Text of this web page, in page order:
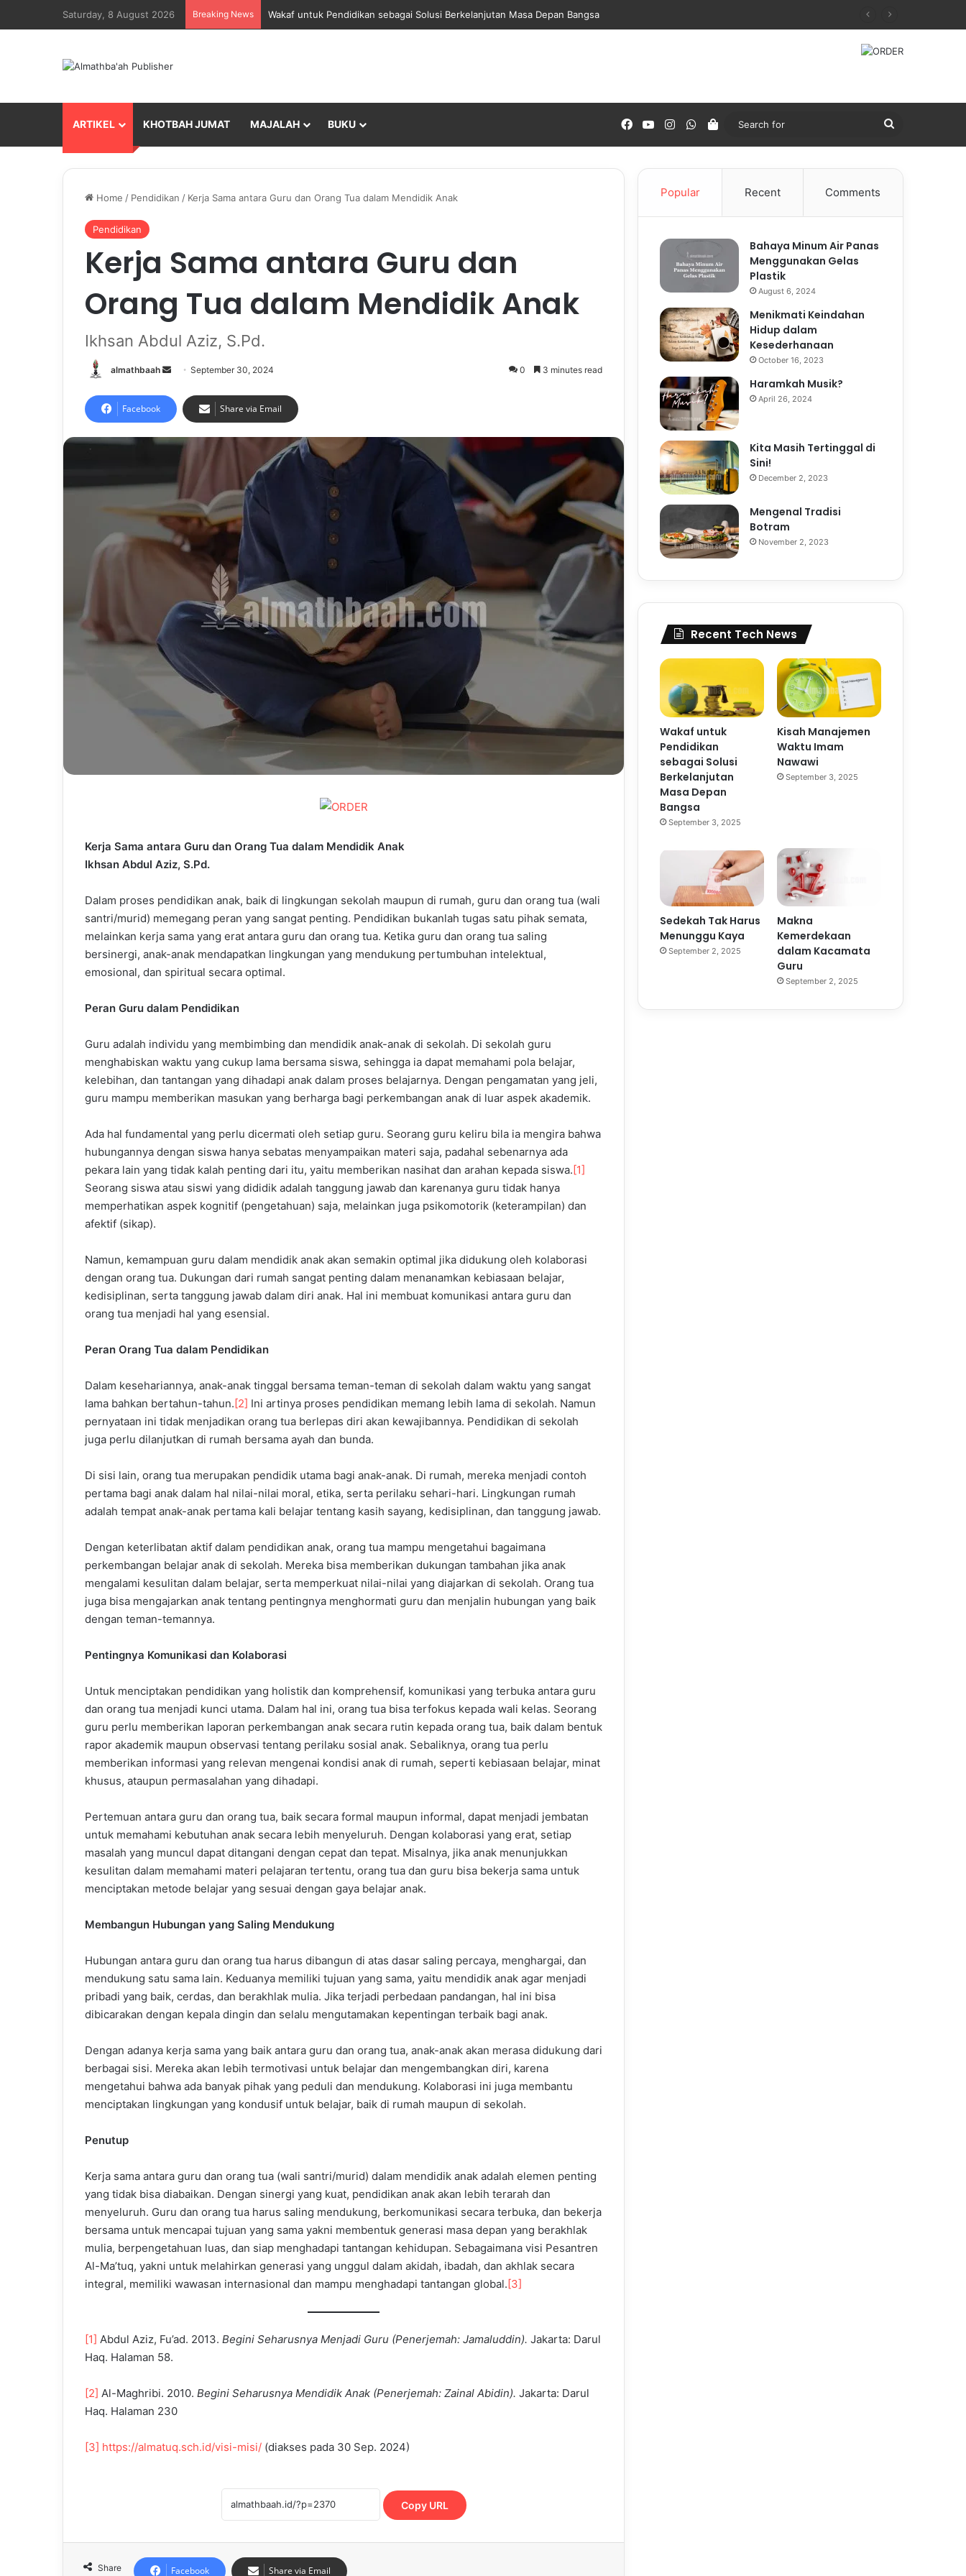
Saturday, 8 August 2026 Breaking News Wakaf untuk Pendidikan sebagai Solusi Berkelanjutan Masa Depan Bangsa
ARTIKEL KHOTBAH JUMAT MAJALAH BUKU Facebook
YouTubeInstagramWhatsApp
Tokopedia
Search
for
Home / Pendidikan / Kerja Sama antara Guru dan Orang Tua dalam Mendidik Anak
Pendidikan
Kerja Sama antara Guru dan
Orang Tua dalam Mendidik Anak
Ikhsan Abdul Aziz, S.Pd.
almathbaah
Send
email
September 30, 2024 0 3 minutes read
Facebook Share via Email
Kerja Sama antara Guru dan Orang Tua dalam Mendidik Anak
Ikhsan Abdul Aziz, S.Pd.
Dalam proses pendidikan anak, baik di lingkungan sekolah maupun di rumah, guru dan orang tua (wali
santri/murid) memegang peran yang sangat penting. Pendidikan bukanlah tugas satu pihak semata,
melainkan kerja sama yang erat antara guru dan orang tua. Ketika guru dan orang tua saling
bersinergi, anak-anak mendapatkan lingkungan yang mendukung pertumbuhan intelektual,
emosional, dan spiritual secara optimal.
Peran Guru dalam Pendidikan
Guru adalah individu yang membimbing dan mendidik anak-anak di sekolah. Di sekolah guru
menghabiskan waktu yang cukup lama bersama siswa, sehingga ia dapat memahami pola belajar,
kelebihan, dan tantangan yang dihadapi anak dalam proses belajarnya. Dengan pengamatan yang jeli,
guru mampu memberikan masukan yang berharga bagi perkembangan anak di luar aspek akademik.
Ada hal fundamental yang perlu dicermati oleh setiap guru. Seorang guru keliru bila ia mengira bahwa
hubungannya dengan siswa hanya sebatas menyampaikan materi saja, padahal sebenarnya ada
pekara lain yang tidak kalah penting dari itu, yaitu memberikan nasihat dan arahan kepada siswa.[1]
Seorang siswa atau siswi yang dididik adalah tanggung jawab dan karenanya guru tidak hanya
memperhatikan aspek kognitif (pengetahuan) saja, melainkan juga psikomotorik (keterampilan) dan
afektif (sikap).
Namun, kemampuan guru dalam mendidik anak akan semakin optimal jika didukung oleh kolaborasi
dengan orang tua. Dukungan dari rumah sangat penting dalam menanamkan kebiasaan belajar,
kedisiplinan, serta tanggung jawab dalam diri anak. Hal ini membuat komunikasi antara guru dan
orang tua menjadi hal yang esensial.
Peran Orang Tua dalam Pendidikan
Dalam kesehariannya, anak-anak tinggal bersama teman-teman di sekolah dalam waktu yang sangat
lama bahkan bertahun-tahun.[2] Ini artinya proses pendidikan memang lebih lama di sekolah. Namun
pernyataan ini tidak menjadikan orang tua berlepas diri akan kewajibannya. Pendidikan di sekolah
juga perlu dilanjutkan di rumah bersama ayah dan bunda.
Di sisi lain, orang tua merupakan pendidik utama bagi anak-anak. Di rumah, mereka menjadi contoh
pertama bagi anak dalam hal nilai-nilai moral, etika, serta perilaku sehari-hari. Lingkungan rumah
adalah tempat anak-anak pertama kali belajar tentang kasih sayang, kedisiplinan, dan tanggung jawab.
Dengan keterlibatan aktif dalam pendidikan anak, orang tua mampu mengetahui bagaimana
perkembangan belajar anak di sekolah. Mereka bisa memberikan dukungan tambahan jika anak
mengalami kesulitan dalam belajar, serta memperkuat nilai-nilai yang diajarkan di sekolah. Orang tua
juga bisa mengajarkan anak tentang pentingnya menghormati guru dan menjalin hubungan yang baik
dengan teman-temannya.
Pentingnya Komunikasi dan Kolaborasi
Untuk menciptakan pendidikan yang holistik dan komprehensif, komunikasi yang terbuka antara guru
dan orang tua menjadi kunci utama. Dalam hal ini, orang tua bisa terfokus kepada wali kelas. Seorang
guru perlu memberikan laporan perkembangan anak secara rutin kepada orang tua, baik dalam bentuk
rapor akademik maupun observasi tentang perilaku sosial anak. Sebaliknya, orang tua perlu
memberikan informasi yang relevan mengenai kondisi anak di rumah, seperti kebiasaan belajar, minat
khusus, ataupun permasalahan yang dihadapi.
Pertemuan antara guru dan orang tua, baik secara formal maupun informal, dapat menjadi jembatan
untuk memahami kebutuhan anak secara lebih menyeluruh. Dengan kolaborasi yang erat, setiap
masalah yang muncul dapat ditangani dengan cepat dan tepat. Misalnya, jika anak menunjukkan
kesulitan dalam memahami materi pelajaran tertentu, orang tua dan guru bisa bekerja sama untuk
menciptakan metode belajar yang sesuai dengan gaya belajar anak.
Membangun Hubungan yang Saling Mendukung
Hubungan antara guru dan orang tua harus dibangun di atas dasar saling percaya, menghargai, dan
mendukung satu sama lain. Keduanya memiliki tujuan yang sama, yaitu mendidik anak agar menjadi
pribadi yang baik, cerdas, dan berakhlak mulia. Jika terjadi perbedaan pandangan, hal ini bisa
dibicarakan dengan kepala dingin dan selalu mengutamakan kepentingan terbaik bagi anak.
Dengan adanya kerja sama yang baik antara guru dan orang tua, anak-anak akan merasa didukung dari
berbagai sisi. Mereka akan lebih termotivasi untuk belajar dan mengembangkan diri, karena
mengetahui bahwa ada banyak pihak yang peduli dan mendukung. Kolaborasi ini juga membantu
menciptakan lingkungan yang kondusif untuk belajar, baik di rumah maupun di sekolah.
Penutup
Kerja sama antara guru dan orang tua (wali santri/murid) dalam mendidik anak adalah elemen penting
yang tidak bisa diabaikan. Dengan sinergi yang kuat, pendidikan anak akan lebih terarah dan
menyeluruh. Guru dan orang tua harus saling mendukung, berkomunikasi secara terbuka, dan bekerja
bersama untuk mencapai tujuan yang sama yakni membentuk generasi masa depan yang berakhlak
mulia, berpengetahuan luas, dan siap menghadapi tantangan kehidupan. Sebagaimana visi Pesantren
Al-Ma’tuq, yakni untuk melahirkan generasi yang unggul dalam akidah, ibadah, dan akhlak secara
integral, memiliki wawasan internasional dan mampu menghadapi tantangan global.[3]
[1] Abdul Aziz, Fu’ad. 2013. Begini Seharusnya Menjadi Guru (Penerjemah: Jamaluddin). Jakarta: Darul
Haq. Halaman 58.
[2] Al-Maghribi. 2010. Begini Seharusnya Mendidik Anak (Penerjemah: Zainal Abidin). Jakarta: Darul
Haq. Halaman 230
[3] https://almatuq.sch.id/visi-misi/ (diakses pada 30 Sep. 2024)
Copy URL
Share Facebook Share via Email
Popular Recent Comments
Bahaya Minum Air Panas
Menggunakan Gelas
Plastik
August 6, 2024
Menikmati Keindahan
Hidup dalam
Kesederhanaan
October 16, 2023
Haramkah Musik?
April 26, 2024
Kita Masih Tertinggal di
Sini!
December 2, 2023
Mengenal Tradisi
Botram
November 2, 2023
Recent Tech News
Wakaf untuk
Pendidikan
sebagai Solusi
Berkelanjutan
Masa Depan
Bangsa
September 3, 2025
Kisah Manajemen
Waktu Imam
Nawawi
September 3, 2025
Sedekah Tak Harus
Menunggu Kaya
September 2, 2025
Makna
Kemerdekaan
dalam Kacamata
Guru
September 2, 2025